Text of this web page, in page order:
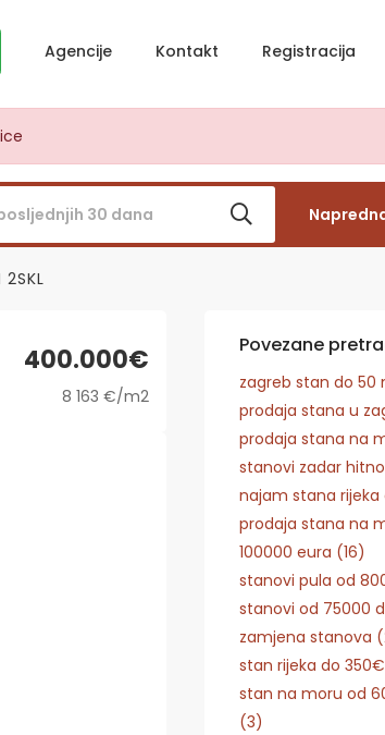
Agencije Kontakt Registracija
400.000€
8 163 €/m2
Povezane
zagreb stan do 50
prodaja stana u
prodaja stana na
stanovi zadar
najam stana
prodaja stana na
100000 eura (16)
stanovi pula od
stanovi od 75000
zamjena stanova
stan rijeka do
stan na moru od
(3)